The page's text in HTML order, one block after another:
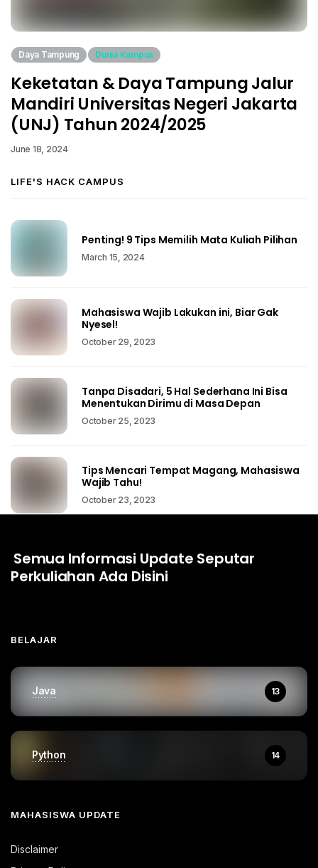
Daya Tampung Dunia Kampus
Keketatan & Daya Tampung Jalur
Mandiri Universitas Negeri Jakarta
(UNJ) Tahun 2024/2025
June 18, 2024
LIFE'S HACK CAMPUS
Penting! 9 Tips Memilih Mata Kuliah Pilihan
March 15, 2024
Mahasiswa Wajib Lakukan ini, Biar Gak
Nyesel!
October 29, 2023
Tanpa Disadari, 5 Hal Sederhana Ini Bisa
Menentukan Dirimu di Masa Depan
October 25, 2023
Tips Mencari Tempat Magang, Mahasiswa
Wajib Tahu!
October 23, 2023
Semua Informasi Update Seputar
Perkuliahan Ada Disini
BELAJAR
Java 13
Python 14
MAHASISWA UPDATE
Disclaimer